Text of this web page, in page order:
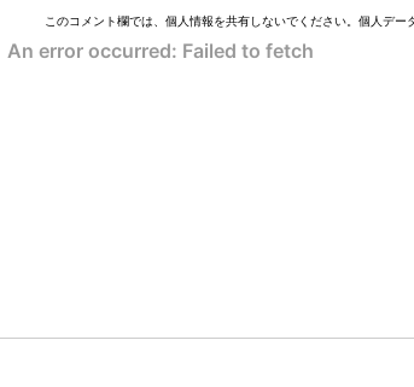
このコメント欄では、個人情報を共有しないでください。個人デー